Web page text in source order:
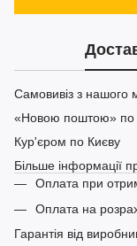
Самовивіз з нашого
«Новою поштою» по
Кур'єром по Києву
Більше інформації
Оплата при
Оплата на
Гарантія від